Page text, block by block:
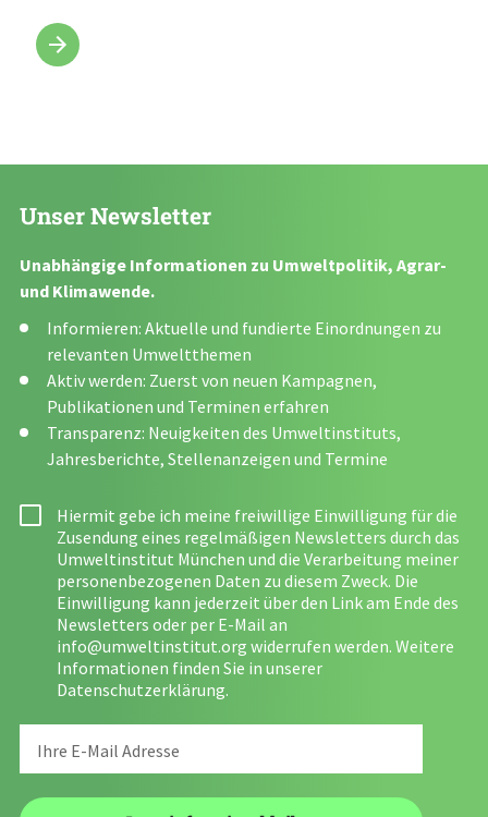
Unser Newsletter
Unabhängige Informationen zu Umweltpolitik, Agrar-
und Klimawende.
Informieren: Aktuelle und fundierte Einordnungen zu
relevanten Umweltthemen
Aktiv werden: Zuerst von neuen Kampagnen,
Publikationen und Terminen erfahren
Transparenz: Neuigkeiten des Umweltinstituts,
Jahresberichte, Stellenanzeigen und Termine
Hiermit gebe ich meine freiwillige Einwilligung für die
Zusendung eines regelmäßigen Newsletters durch das
Umweltinstitut München und die Verarbeitung meiner
personenbezogenen Daten zu diesem Zweck. Die
Einwilligung kann jederzeit über den Link am Ende des
Newsletters oder per E-Mail an
info@umweltinstitut.org widerrufen werden. Weitere
Informationen finden Sie in unserer
Datenschutzerklärung.